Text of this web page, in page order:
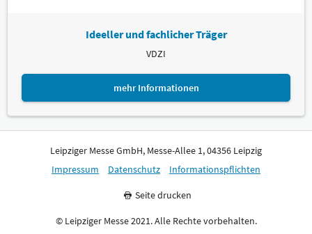
Ideeller und fachlicher Träger
VDZI
mehr Informationen
Leipziger Messe GmbH, Messe-Allee 1, 04356 Leipzig
Impressum
Datenschutz Informationspflichten
Seite drucken
© Leipziger Messe 2021. Alle Rechte vorbehalten.